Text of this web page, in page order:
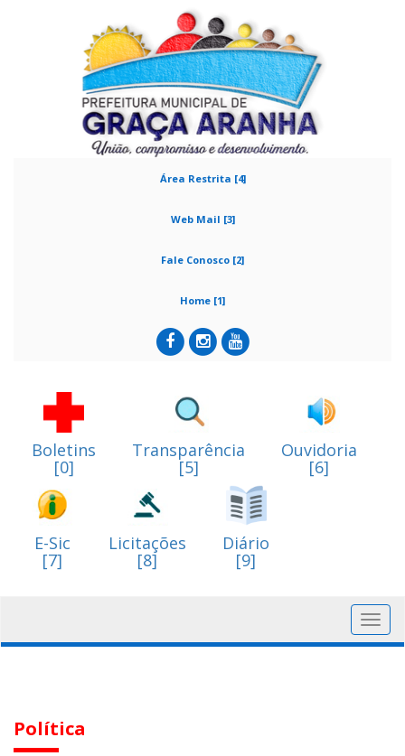
Área Restrita [4]
Web Mail [3]
Fale Conosco [2]
Home [1]
Boletins
[0]
Transparência
[5]
Ouvidoria
[6]
E-Sic
[7]
Licitações
[8]
Diário
[9]
Política